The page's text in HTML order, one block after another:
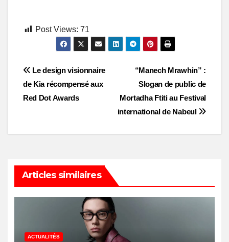
Post Views: 71
Post
navigation
“Manech Mrawhin” :
Slogan de public de
Mortadha Ftiti au Festival
international de Nabeul
Le design visionnaire
de Kia récompensé aux
Red Dot Awards
Articles similaires
ACTUALITÉS